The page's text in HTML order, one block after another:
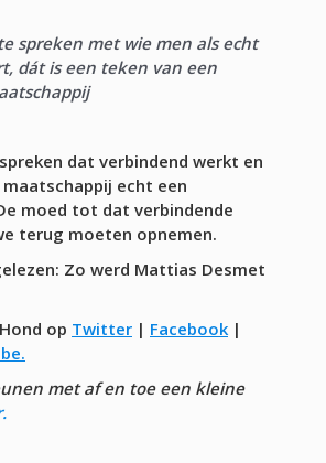
spreken met wie men als echt
dát is een teken van een
dat verbindend werkt en
echt een
moed tot dat verbindende
terug moeten opnemen.
Zo werd Mattias Desmet
op Twitter | Facebook|
met af en toe een kleine